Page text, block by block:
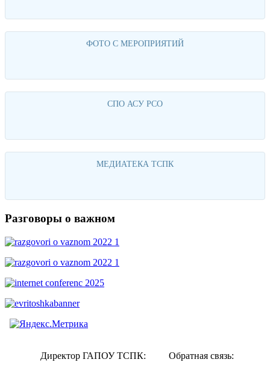
ФОТО С МЕРОПРИЯТИЙ
СПО АСУ РСО
МЕДИАТЕКА ТСПК
Разговоры о важном
Директор ГАПОУ ТСПК:
Обратная связь: